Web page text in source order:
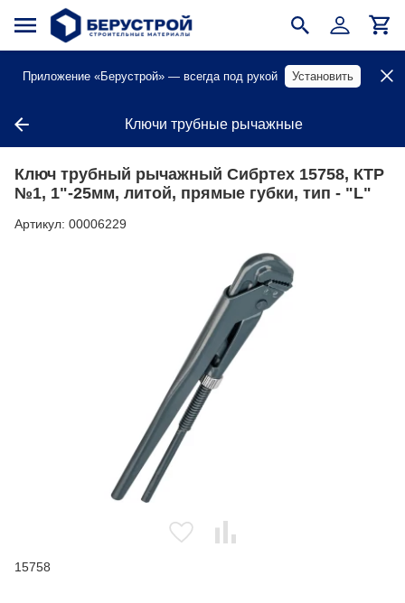
Приложение «Берустрой» — всегда под рукой Установить
Ключи трубные рычажные
Ключ трубный рычажный Сибртех 15758, КТР
№1, 1"-25мм, литой, прямые губки, тип - "L"
Артикул: 00006229
15758